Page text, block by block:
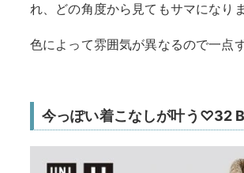
れ、どの角度から見てもサマになりま
色によって雰囲気が異なるので一点
今っぽい着こなしが叶う♡32